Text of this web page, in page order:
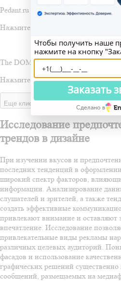
Pedant.ru
Нажмите для получения
The DOM
Нажмите для получения
Еще клиенты
Исследование
трендов в дизайне
При изучении вкусов и
последних тенденций в
широкий спектр факторов,
информации. Анализирование
слушателей и зрителей, а также
создать эффективные
привлекают внимание и оставляют
впечатление. Исследование
привлекательные виды рекламы
различных целевых аудиторий.
фасадов и использование
графических решений
сообщений, размещаемых на
Чтобы получить наше
нажмите на кнопку
Заказать
Сделано в